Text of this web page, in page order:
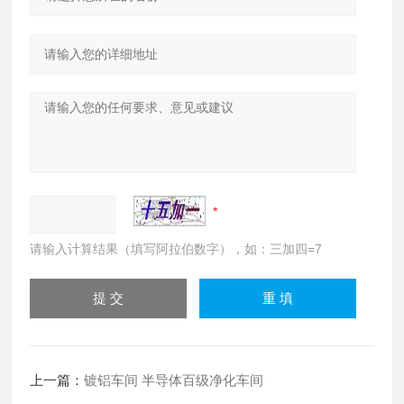
请输入计算结果（填写阿拉伯数字），如：三加四=7
上一篇：镀铝车间 半导体百级净化车间